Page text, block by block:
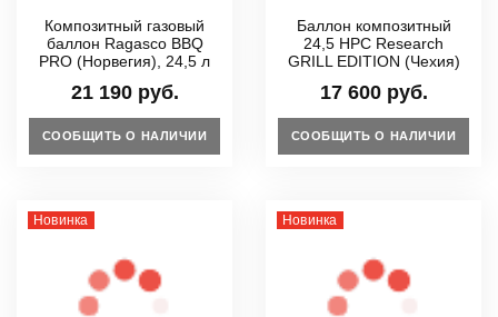
Композитный газовый
баллон Ragasco BBQ
PRO (Норвегия), 24,5 л
21 190 руб.
СООБЩИТЬ О НАЛИЧИИ
Баллон композитный
24,5 HPC Research
GRILL EDITION (Чехия)
17 600 руб.
СООБЩИТЬ О НАЛИЧИИ
Новинка Новинка